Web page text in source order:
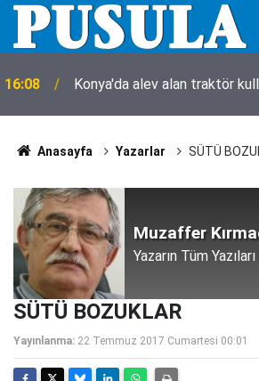
16:08 Konya'da alev alan traktör
Anasayfa Yazarlar SÜTÜ
Muzaffer
Yazarın Tüm Yazıları
SÜTÜ BOZUKLAR
Yayınlanma: 22 Temmuz 2017 Cumartesi 00:01